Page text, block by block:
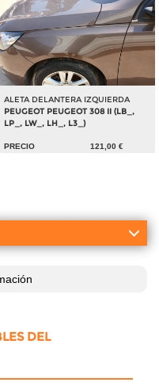
ALETA DELANTERA IZQUIERDA
PEUGEOT PEUGEOT 308 II (LB_,
LP_, LW_, LH_, L3_)
PRECIO 121,00 €
DEL